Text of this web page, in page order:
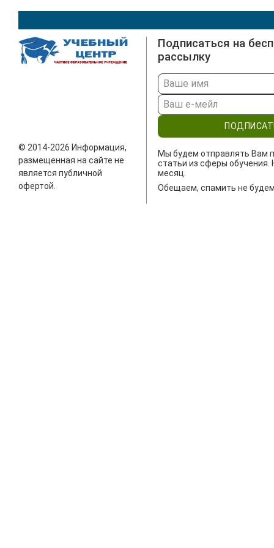
© 2014-2026 Информация,
размещенная на сайте не
является публичной
офертой.
Подписаться на
рассылку
Мы будем отправлять Вам
статьи из сферы обучения.
месяц.
Обещаем, спамить не